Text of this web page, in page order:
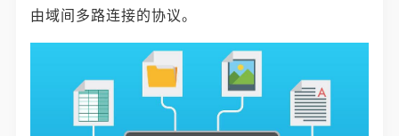
由域间多路连接的协议。